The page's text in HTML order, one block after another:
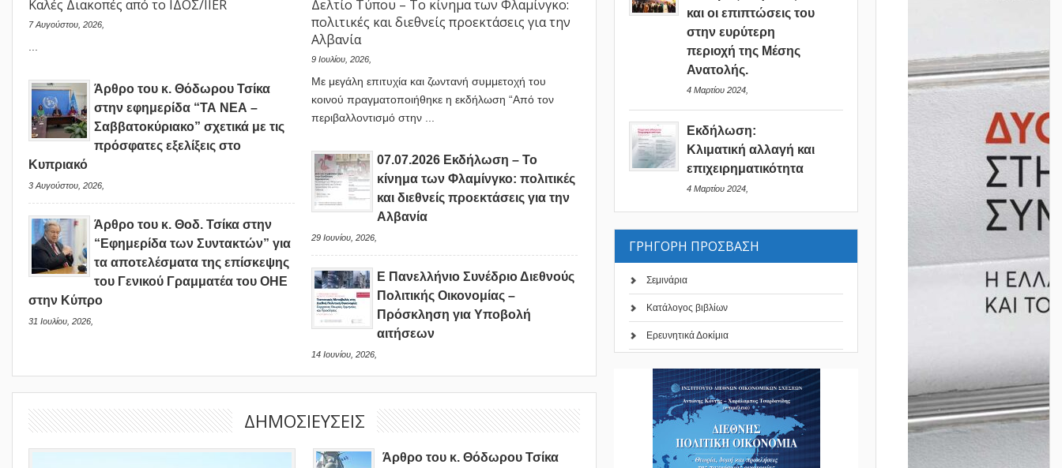
Καλές Διακοπές από το ΙΔΟΣ/IIER
7 Αυγούστου, 2026,
Άρθρο του κ. Θόδωρου Τσίκα
στην εφημερίδα “ΤΑ ΝΕΑ –
Σαββατοκύριακο” σχετικά με τις
πρόσφατες εξελίξεις στο
Κυπριακό
3 Αυγούστου, 2026,
Άρθρο του κ. Θοδ. Τσίκα στην
“Εφημερίδα των Συντακτών” για
τα αποτελέσματα της επίσκεψης
του Γενικού Γραμματέα του ΟΗΕ
στην Κύπρο
31 Ιουλίου, 2026,
Δελτίο Τύπου – Το κίνημα των Φλαμίνγκο:
πολιτικές και διεθνείς προεκτάσεις για την
Αλβανία
9 Ιουλίου, 2026,
Με μεγάλη επιτυχία και ζωντανή συμμετοχή του
κοινού πραγματοποιήθηκε η εκδήλωση “Από τον
περιβαλλοντισμό στην ...
07.07.2026 Εκδήλωση – Το
κίνημα των Φλαμίνγκο: πολιτικές
και διεθνείς προεκτάσεις για την
Αλβανία
29 Ιουνίου, 2026,
Ε Πανελλήνιο Συνέδριο Διεθνούς
Πολιτικής Οικονομίας –
Πρόσκληση για Υποβολή
αιτήσεων
14 Ιουνίου, 2026,
ΔΗΜΟΣΙΕΥΣΕΙΣ
Άρθρο του κ. Θόδωρου Τσίκα
και οι επιπτώσεις του
στην ευρύτερη
περιοχή της Μέσης
Ανατολής.
4 Μαρτίου 2024,
Εκδήλωση:
Κλιματική αλλαγή και
επιχειρηματικότητα
4 Μαρτίου 2024,
ΓΡΗΓΟΡΗ ΠΡΟΣΒΑΣΗ
Σεμινάρια
Κατάλογος βιβλίων
Ερευνητικά Δοκίμια